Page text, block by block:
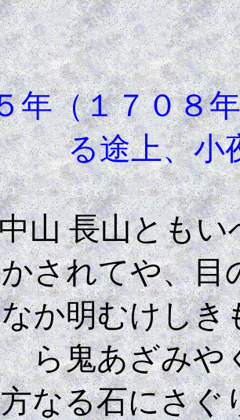
（１７０８年
る途上、小
山 長山とも
されてや、目
か明むけしき
ら鬼あざみや
なる石にさぐ